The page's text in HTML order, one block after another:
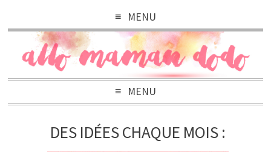
MENU
MENU
DES IDÉES CHAQUE MOIS :